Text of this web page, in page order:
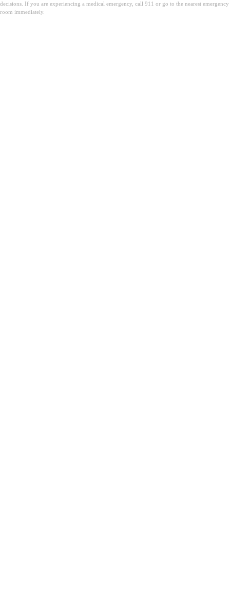
decisions. If you are experiencing a medical emergency, call 911 or go to the nearest emergency
room immediately.